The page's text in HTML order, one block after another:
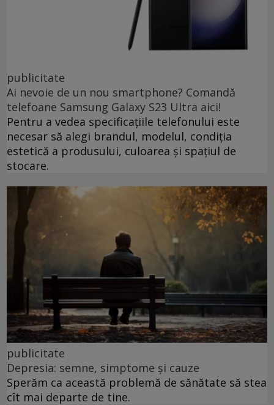
publicitate
Ai nevoie de un nou smartphone? Comandă
telefoane Samsung Galaxy S23 Ultra aici!
Pentru a vedea specificațiile telefonului este
necesar să alegi brandul, modelul, condiția
estetică a produsului, culoarea și spațiul de
stocare.
publicitate
Depresia: semne, simptome și cauze
Sperăm ca această problemă de sănătate să stea
cît mai departe de tine.